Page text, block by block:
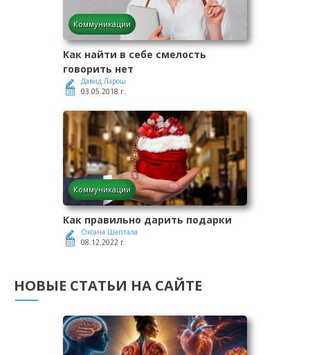
Коммуникации
Как найти в себе смелость
говорить нет
Давид Ларош
03.05.2018 г.
Коммуникации
Как правильно дарить подарки
Оксана Шаптала
08.12.2022 г.
НОВЫЕ СТАТЬИ НА САЙТЕ